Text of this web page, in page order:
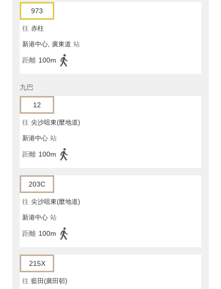
973
往 赤柱
新港中心, 廣東道 站
距離 100m
九巴
12
往 尖沙咀東(麼地道)
新港中心 站
距離 100m
203C
往 尖沙咀東(麼地道)
新港中心 站
距離 100m
215X
往 藍田(廣田邨)